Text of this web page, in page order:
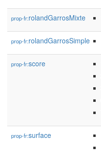
prop-fr:rolandGarrosMixte
prop-fr:rolandGarrosSimple
prop-fr:score
prop-fr:surface